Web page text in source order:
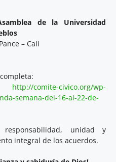
de la Universidad
– Cali
http://comite-civico.org/wp-
semana-del-16-al-22-de-
unidad y
integral de los acuerdos.